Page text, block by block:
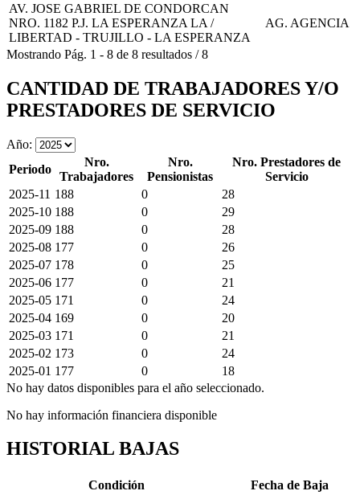
AV. JOSE GABRIEL DE CONDORCAN
NRO. 1182 P.J. LA ESPERANZA LA /
LIBERTAD - TRUJILLO - LA ESPERANZA
AG. AGENCIA
Mostrando Pág. 1 - 8 de 8 resultados /8
CANTIDAD DE TRABAJADORES Y/O
PRESTADORES DE SERVICIO
Año:
Periodo
Nro.
Trabajadores
Nro.
Pensionistas
Nro. Prestadores de
Servicio
2025-11 188 0
28
2025-10 188 0
29
2025-09 188 0
28
2025-08 177 0
26
2025-07 178 0
25
2025-06 177 0
21
2025-05 171 0
24
2025-04 169 0
20
2025-03 171 0
21
2025-02 173 0
24
2025-01 177 0
18
No hay datos disponibles para el año seleccionado.
No hay información financiera disponible
HISTORIAL BAJAS
Condición
Fecha de Baja